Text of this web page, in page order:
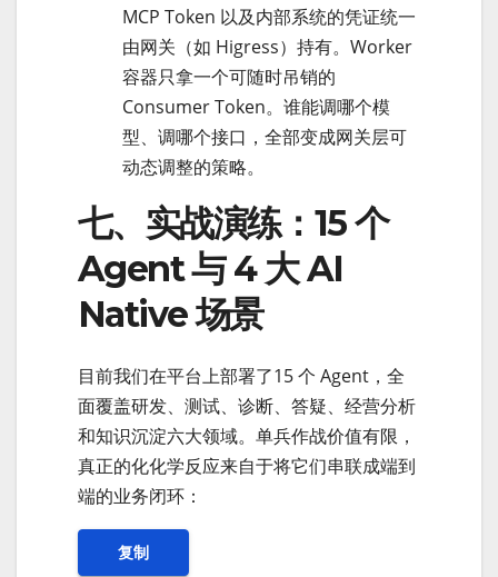
MCP Token 以及内部系统的凭证统一
由网关（如 Higress）持有。Worker
容器只拿一个可随时吊销的
Consumer Token。谁能调哪个模
型、调哪个接口，全部变成网关层可
动态调整的策略。
七、实战演练：15 个
Agent 与 4 大 AI
Native 场景
目前我们在平台上部署了15 个 Agent，全
面覆盖研发、测试、诊断、答疑、经营分析
和知识沉淀六大领域。单兵作战价值有限，
真正的化化学反应来自于将它们串联成端到
端的业务闭环：
复制